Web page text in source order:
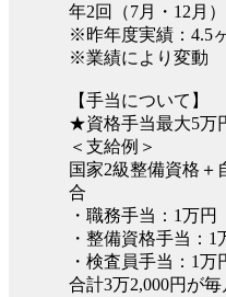
年2回（7月・12月）
※昨年度実績：4.5
※業績により変動
【手当について】
★資格手当最大5万
＜支給例＞
国家2級整備資格＋
合
・職務手当：1万円
・整備資格手当：1
・検査員手当：1万
合計3万2,000円が